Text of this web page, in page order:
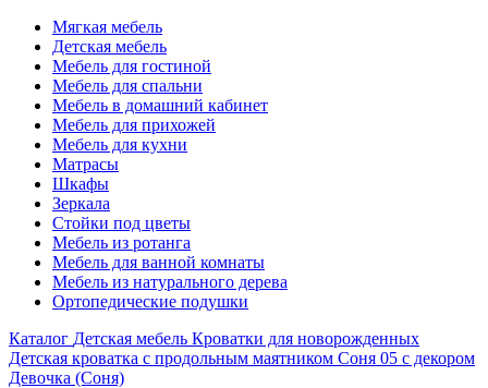
Мягкая мебель
Детская мебель
Мебель для гостиной
Мебель для спальни
Мебель в домашний кабинет
Мебель для прихожей
Мебель для кухни
Матрасы
Шкафы
Зеркала
Стойки под цветы
Мебель из ротанга
Мебель для ванной комнаты
Мебель из натурального дерева
Ортопедические подушки
Каталог Детская мебель Кроватки для новорожденных
Детская кроватка с продольным маятником Соня 05 с декором
Девочка (Соня)